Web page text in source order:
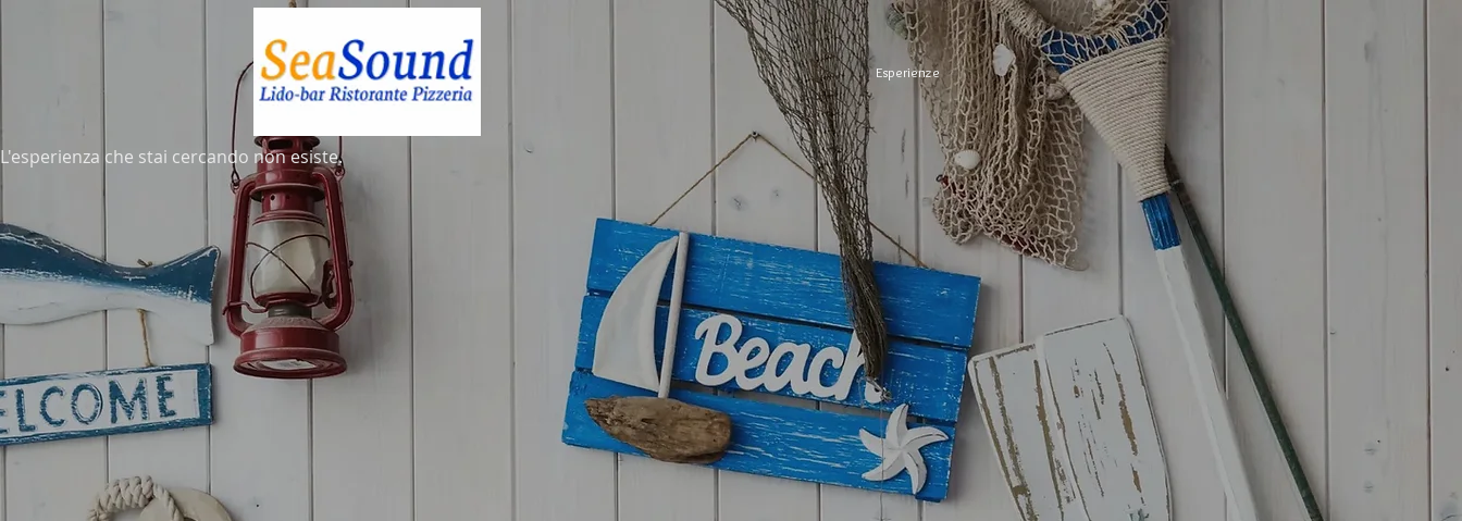
Esperienze
L'esperienza che stai cercando non esiste.